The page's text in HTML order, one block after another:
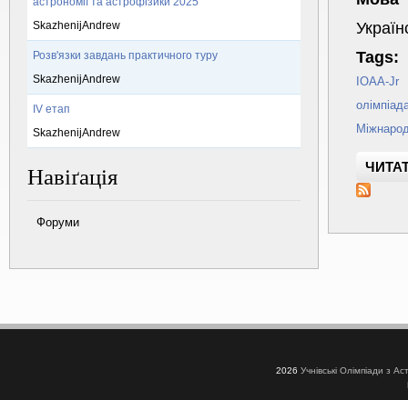
SkazhenijAndrew
Розв'язки завдань практичного туру
SkazhenijAndrew
IV етап
SkazhenijAndrew
Навіґація
Форуми
Tags:
IOAA-Jr
2026 Учнівські Олімпіади з